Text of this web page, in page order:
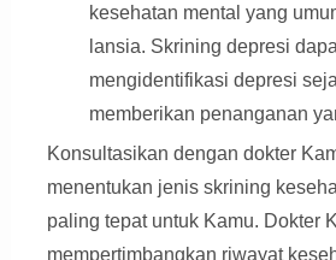
kesehatan mental yang
lansia. Skrining depresi
mengidentifikasi depresi
memberikan penanganan
Konsultasikan dengan dokter
menentukan jenis skrining
paling tepat untuk Kamu. Dokter
mempertimbangkan riwayat